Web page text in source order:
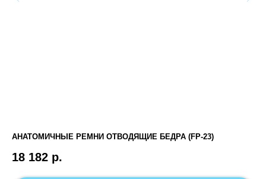
АНАТОМИЧНЫЕ РЕМНИ ОТВОДЯЩИЕ БЕДРА (FP-23)
18 182 р.